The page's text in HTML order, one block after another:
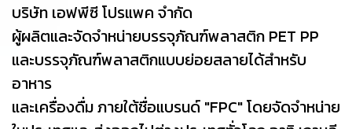
บริษัท เอฟพีซี โปรแพค จำกัด
ผู้ผลิตและจัดจำหน่ายบรรจุภัณฑ์พลาสติก PET PP
และบรรจุภัณฑ์พลาสติกแบบย่อยสลายได้สำหรับ
อาหาร
และเครื่องดื่ม ภายใต้ชื่อแบรนด์ "FPC" โดยจัดจำหน่าย